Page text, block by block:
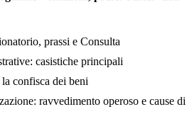
prassi e Consulta
casistiche principali
confisca dei beni
ravvedimento operoso e cause di